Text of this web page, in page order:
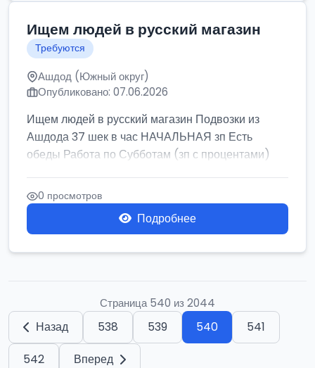
Ищем людей в русский магазин
Требуются
Ашдод (Южный округ)
Опубликовано: 07.06.2026
Ищем людей в русский магазин Подвозки из
Ашдода 37 шек в час НАЧАЛЬНАЯ зп Есть
обеды Работа по Субботам (зп с процентами)
0 просмотров
Подробнее
Страница 540 из 2044
Назад 538 539 540
541
542
Вперед